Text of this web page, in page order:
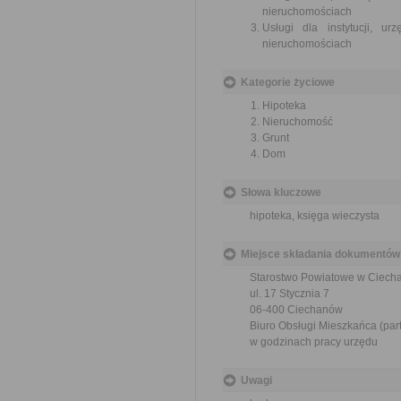
nieruchomościach
Usługi dla instytucji,
nieruchomościach
Kategorie życiowe
Hipoteka
Nieruchomość
Grunt
Dom
Słowa kluczowe
hipoteka, księga wieczysta
Miejsce składania dokumentów
Starostwo Powiatowe w
ul. 17 Stycznia 7
06-400 Ciechanów
Biuro Obsługi Mieszkańca
w godzinach pracy urzędu
Uwagi